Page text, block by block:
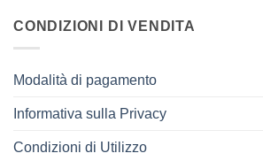
CONDIZIONI DI VENDITA
Modalità di pagamento
Informativa sulla Privacy
Condizioni di Utilizzo